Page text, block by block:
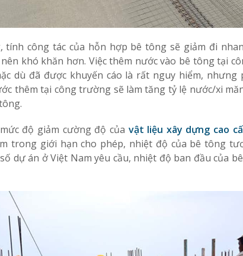
tính công tác của hỗn hợp bê tông sẽ giảm đi
khó khăn hơn. Việc thêm nước vào bê tông tại
dù đã được khuyến cáo là rất nguy hiểm, nhưng
thêm tại công trường sẽ làm tăng tỷ lệ nước/xi
độ giảm cường độ của vật liệu xây dựng cao
trong giới hạn cho phép, nhiệt độ của bê tông
dự án ở Việt Nam yêu cầu, nhiệt độ ban đầu của